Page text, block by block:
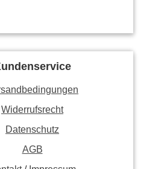
Widerrufsrecht
Datenschutz
AGB